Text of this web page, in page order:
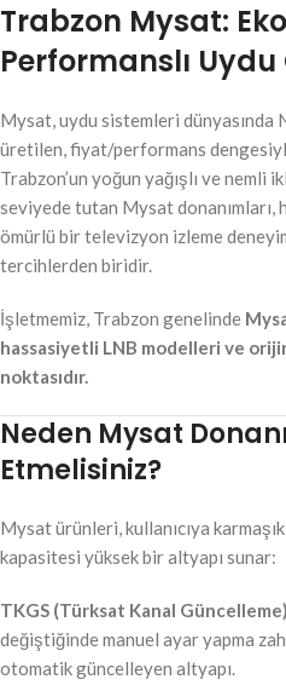
Trabzon Mysat:
Performanslı
Mysat, uydu sistemleri
üretilen, fiyat/performans
Trabzon’un yoğun yağışlı ve nemli
seviyede tutan Mysat donanımları,
ömürlü bir televizyon izleme
tercihlerden biridir.
İşletmemiz, Trabzon genelinde
hassasiyetli LNB modelleri ve
noktasıdır.
Neden Mysat
Etmelisiniz?
Mysat ürünleri, kullanıcıya
kapasitesi yüksek bir altyapı sunar:
TKGS (Türksat Kanal
değiştiğinde manuel ayar yapma
otomatik güncelleyen altyapı.